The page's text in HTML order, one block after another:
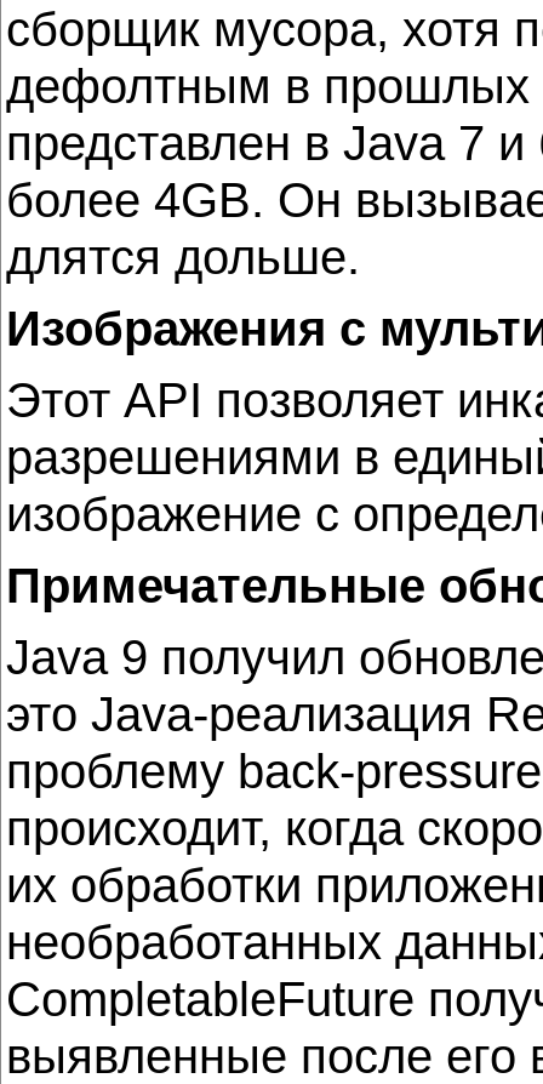
сборщик мусора, хотя
дефолтным в прошлых
представлен в Java 7
более 4GB. Он
длятся дольше.
Изображения с
Этот API позволяет
разрешениями в
изображение с
Примечательные
Java 9 получил
это Java-реализация
проблему back-
происходит, когда
их обработки
необработанных
CompletableFuture
выявленные после его